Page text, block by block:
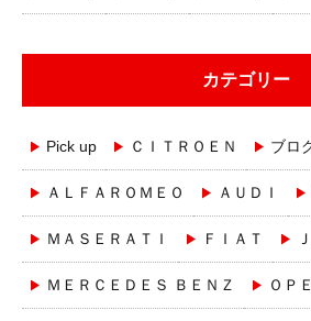
カテゴリー
Pick up ＣＩＴＲＯＥＮ ブロ
ＡＬＦＡＲＯＭＥＯ ＡＵＤＩ
ＭＡＳＥＲＡＴＩ ＦＩＡＴ
ＭＥＲＣＥＤＥＳ ＢＥＮＺ ＯＰ